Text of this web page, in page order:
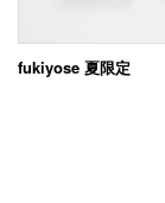
fukiyose 夏限定